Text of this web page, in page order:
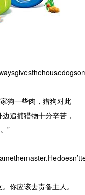
狗一些肉，猎狗对此
追捕猎物十分辛苦，
”
你应该去责备主人。